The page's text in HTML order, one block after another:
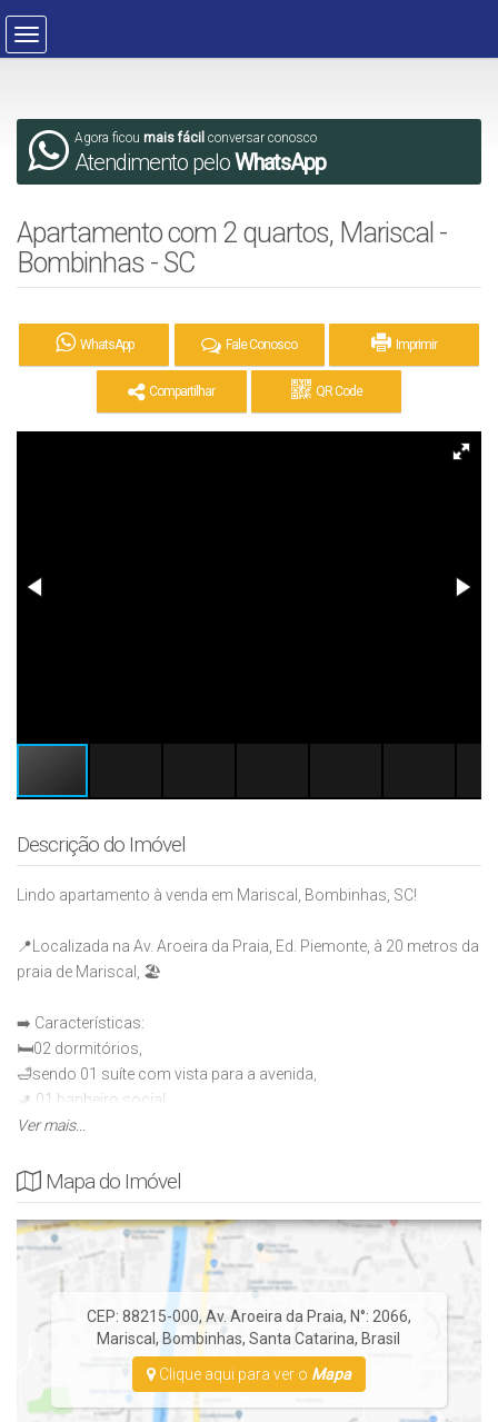
Agora ficou mais fácil conversar conosco
Atendimento peloWhatsApp
Apartamento com 2 quartos, Mariscal -
Bombinhas - SC
WhatsApp Fale Conosco Imprimir
Compartilhar QR Code
Descrição do Imóvel
Lindo apartamento à venda em Mariscal, Bombinhas, SC!
📍Localizada na Av. Aroeira da Praia, Ed. Piemonte, à 20 metros da
praia de Mariscal, 🏖️
➡️ Características:
🛏️02 dormitórios,
🛁sendo 01 suíte com vista para a avenida,
🚽 01 banheiro social,
🛋️Sala,
🚗02 vagas de garagem,
🥩 churrasqueira a carvão,
🧺Lavanderia,
✨ mobiliado.
🎉🍹 Edifício com elevador.
🛣️Rua Pavimentada.
Ver mais...
Mapa do Imóvel
CEP: 88215-000, Av. Aroeira da Praia, N°: 2066,
Mariscal, Bombinhas,Santa Catarina, Brasil
Clique aqui para ver o Mapa